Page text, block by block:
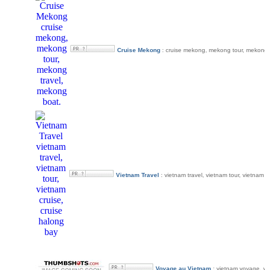
Cruise Mekong: cruise mekong, mekong tour,
Vietnam Travel : vietnam travel, vietnam tour,
Voyage au Vietnam: vietnam voyage,